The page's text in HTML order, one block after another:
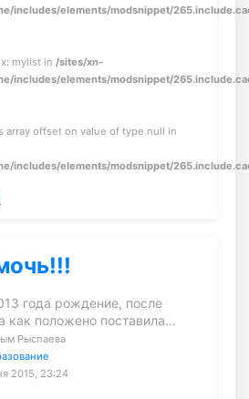
includes/elements/modsnippet/
mylist in /sites/xn-
includes/elements/modsnippet/
array offset on value of type null in
includes/elements/modsnippet/
года рождение, после
как положено поставила…
Рыспаева
2015, 23:24